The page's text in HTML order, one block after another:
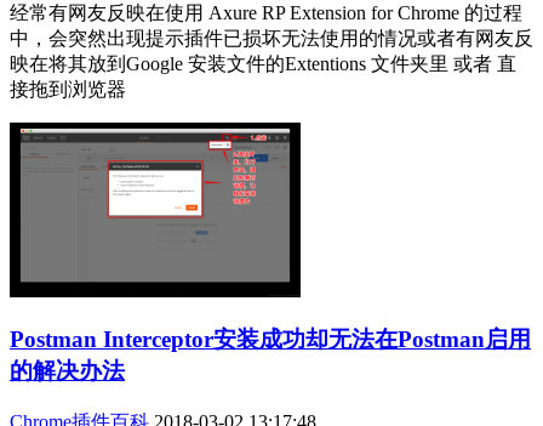
经常有网友反映在使用 Axure RP Extension for Chrome 的过程
中，会突然出现提示插件已损坏无法使用的情况或者有网友反
映在将其放到Google 安装文件的Extentions 文件夹里 或者 直
接拖到浏览器
Postman Interceptor安装成功却无法在Postman启用
的解决办法
Chrome插件百科 2018-03-02 13:17:48